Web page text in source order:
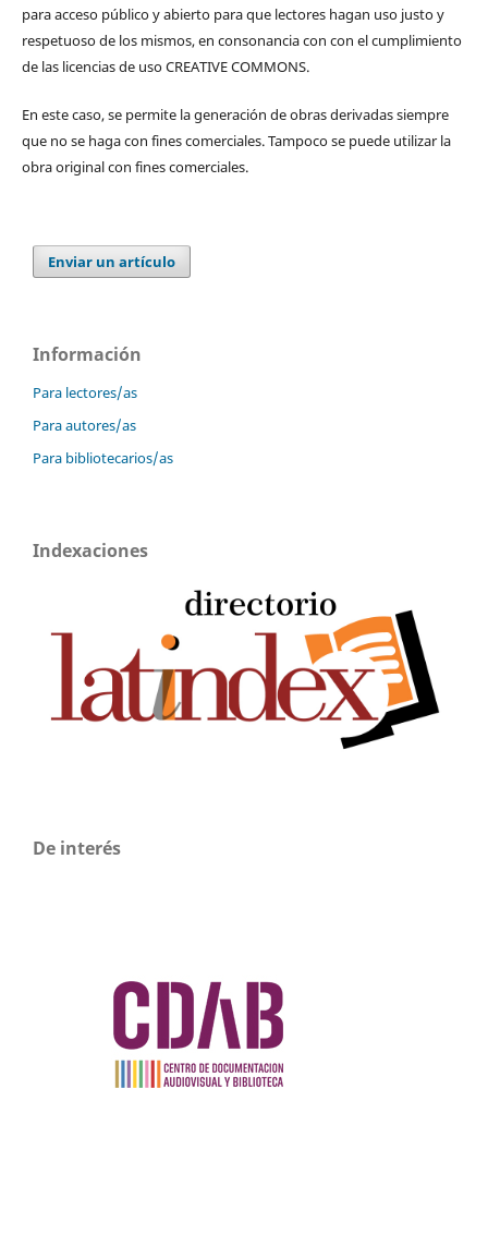
para acceso público y abierto para que lectores hagan uso justo y
respetuoso de los mismos, en consonancia con con el cumplimiento
de las licencias de uso CREATIVE COMMONS.
En este caso, se permite la generación de obras derivadas siempre
que no se haga con fines comerciales. Tampoco se puede utilizar la
obra original con fines comerciales.
Enviar un artículo
Información
Para lectores/as
Para autores/as
Para bibliotecarios/as
Indexaciones
De interés